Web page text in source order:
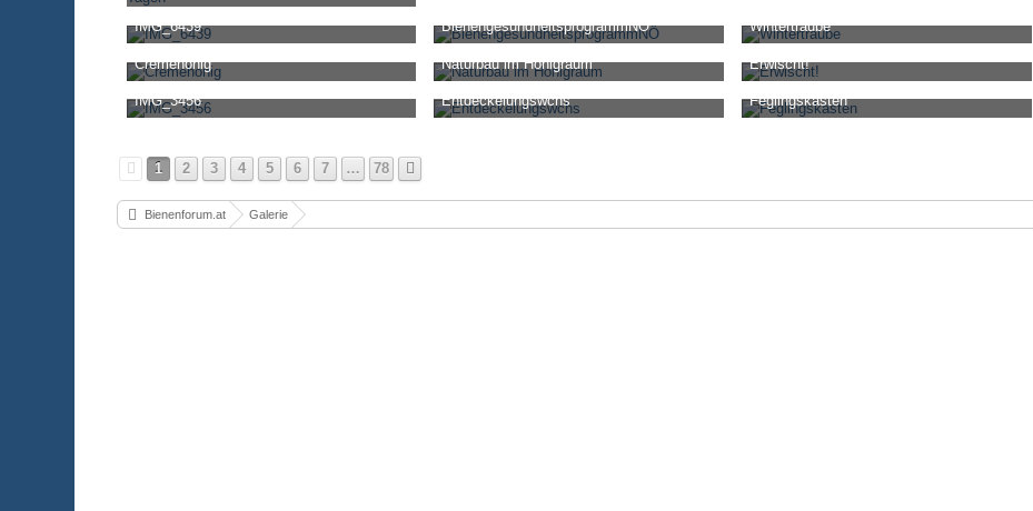
Andreas Jung-3. Juni 2026, 06:41
3.722
0 0
IMG_6439
Ro-Bee-5. November 2025, 12:56
51.798
0 0
BienengesundheitsprogrammNÖ
ImkerHerbert-18. April 2025, 17:41
16.144
0 0
Wintertraube
Ro-Bee-12. November 2024, 10:39
22.936
0 0
Cremehonig
Ro-Bee-12. November 2024, 10:39
20.634
0 0
Naturbau im Honigraum
Ro-Bee-14. August 2024, 14:59
21.648
0 0
Erwischt!
Ro-Bee-12. August 2024, 15:54
18.786
0 0
IMG_3456
Ro-Bee-24. Juli 2024, 16:16
Entdeckelungswchs
Ro-Bee-3. Juni 2024, 16:18
Feglingskasten
Ro-Bee-3. Juni 2024, 16:17
1 2 3 4 5 6 7 … 78
Bienenforum.at Galerie